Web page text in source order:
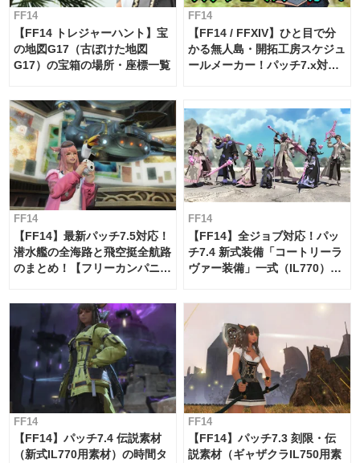
FF14
【FF14 トレジャーハント】宝
の地図G17（古ぼけた地図
G17）の宝箱の場所・座標一覧
FF14
【FF14 / FFXIV】ひと目で分
かる無人島・開拓工房スケジュ
ールメーカー！パッチ7.x対応
FF14
【FF14】最新パッチ7.5対応！
潜水艦の全海路と飛空挺全航路
のまとめ！【フリーカンパニ
FF14
【FF14】全ジョブ対応！パッ
チ7.4 新式装備「コートリーラ
ヴァー装備」一式（IL770）の
FF14
【FF14】パッチ7.4 伝説素材
（新式IL770用素材）の時間タ
FF14
【FF14】パッチ7.3 刻限・伝
説素材（ギャザクラIL750用素